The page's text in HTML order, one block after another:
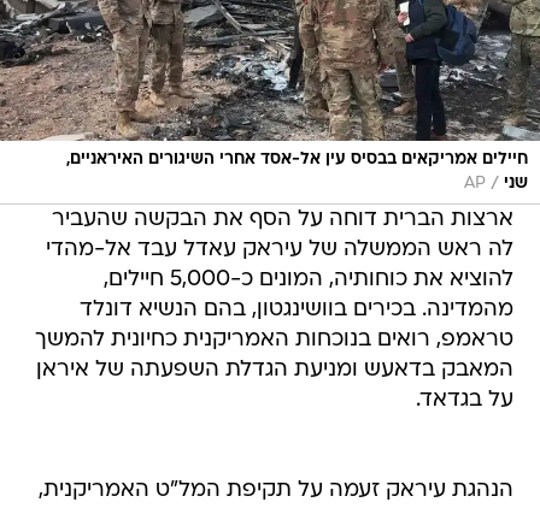
חיילים אמריקאים בבסיס עין אל-אסד אחרי השיגורים האיראניים,
שני /
AP
ארצות הברית דוחה על הסף את הבקשה שהעביר
לה ראש הממשלה של עיראק עאדל עבד אל-מהדי
להוציא את כוחותיה, המונים כ-5,000 חיילים,
מהמדינה. בכירים בוושינגטון, בהם הנשיא דונלד
טראמפ, רואים בנוכחות האמריקנית כחיונית להמשך
המאבק בדאעש ומניעת הגדלת השפעתה של איראן
על בגדאד.
הנהגת עיראק זעמה על תקיפת המל"ט האמריקנית,